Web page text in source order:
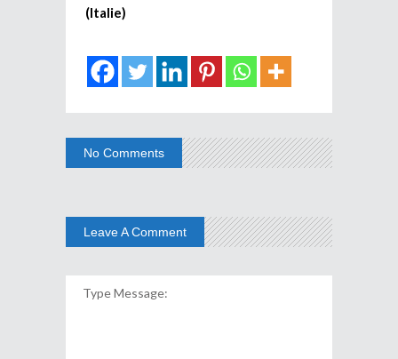
(Italie)
No Comments
Leave A Comment